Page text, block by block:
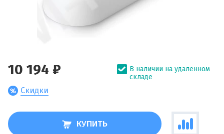
10 194 ₽
Скидки
В наличии на удаленном
складе
КУПИТЬ